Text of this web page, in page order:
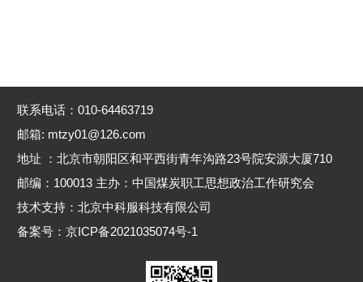
联系电话：010-64463719
邮箱: mtzy01@126.com
地址 ：北京市朝阳区和平西街青年沟路23号院安源大厦710
邮编：100013 主办：中国煤炭职工思想政治工作研究会
技术支持：北京中科服科技有限公司
备案号： 京ICP备2021035074号-1